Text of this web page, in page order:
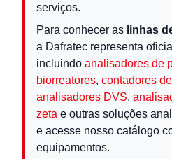
serviços.
Para conhecer as linhas
a Dafratec representa
incluindo analisadores de
biorreatores, contadores
analisadores DVS,
zeta e outras soluções
e acesse nosso catálogo
equipamentos.